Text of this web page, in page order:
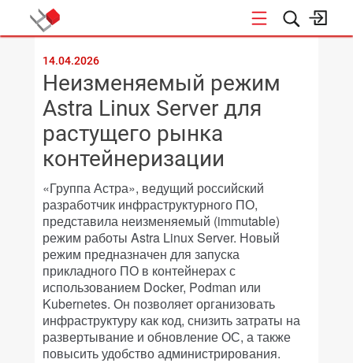
14.04.2026
Неизменяемый режим
Astra Linux Server для
растущего рынка
контейнеризации
«Группа Астра», ведущий российский
разработчик инфраструктурного ПО,
представила неизменяемый (immutable)
режим работы Astra Linux Server. Новый
режим предназначен для запуска
прикладного ПО в контейнерах с
использованием Docker, Podman или
Kubernetes. Он позволяет организовать
инфраструктуру как код, снизить затраты на
развертывание и обновление ОС, а также
повысить удобство администрирования.